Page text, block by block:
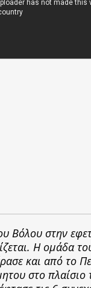
Βόλου στην
Η ομάδα
και από το
στο πλαίσιο